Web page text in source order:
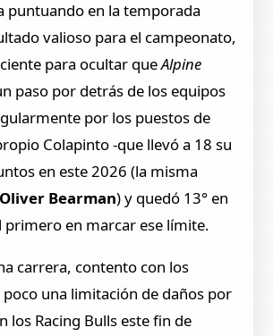
puntuando en la temporada
valioso para el campeonato,
para ocultar queAlpine
paso por detrás de los equipos
por los puestos de
Colapinto -que llevó a 18 su
en este 2026 (la misma
Oliver Bearman) y quedó 13° en
primero en marcar ese límite.
carrera, contento con los
poco una limitación de daños por
los Racing Bulls este fin de